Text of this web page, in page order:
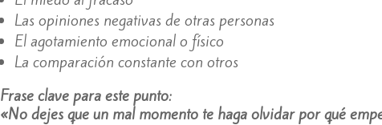
Las opiniones negativas de otras personas
El agotamiento emocional o físico
La comparación constante con otros
Frase clave para este punto:
«No dejes que un mal momento te haga olvidar por qué